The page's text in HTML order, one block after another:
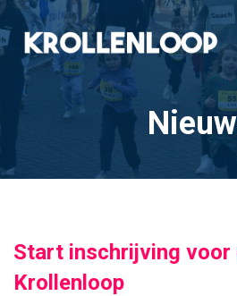
Start inschrijving voor
Krollenloop